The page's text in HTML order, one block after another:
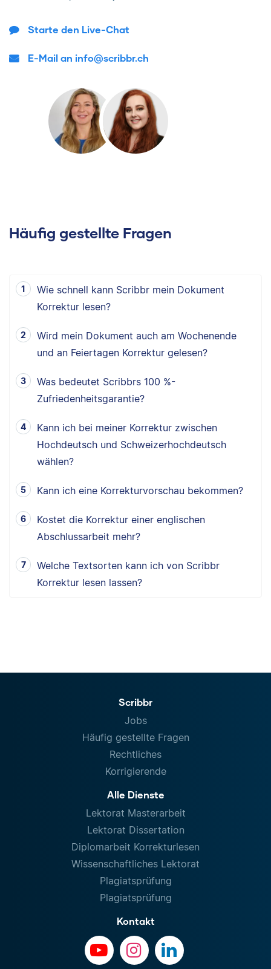
Starte den Live-Chat
E-Mail an info@scribbr.ch
Häufig gestellte Fragen
Wie schnell kann Scribbr mein Dokument
Korrektur lesen?
Wird mein Dokument auch am Wochenende
und an Feiertagen Korrektur gelesen?
Was bedeutet Scribbrs 100 %-
Zufriedenheitsgarantie?
Kann ich bei meiner Korrektur zwischen
Hochdeutsch und Schweizerhochdeutsch
wählen?
Kann ich eine Korrekturvorschau bekommen?
Kostet die Korrektur einer englischen
Abschlussarbeit mehr?
Welche Textsorten kann ich von Scribbr
Korrektur lesen lassen?
Scribbr
Jobs
Häufig gestellte Fragen
Rechtliches
Korrigierende
Alle Dienste
Lektorat Masterarbeit
Lektorat Dissertation
Diplomarbeit Korrekturlesen
Wissenschaftliches Lektorat
Plagiatsprüfung
Plagiatsprüfung
Kontakt